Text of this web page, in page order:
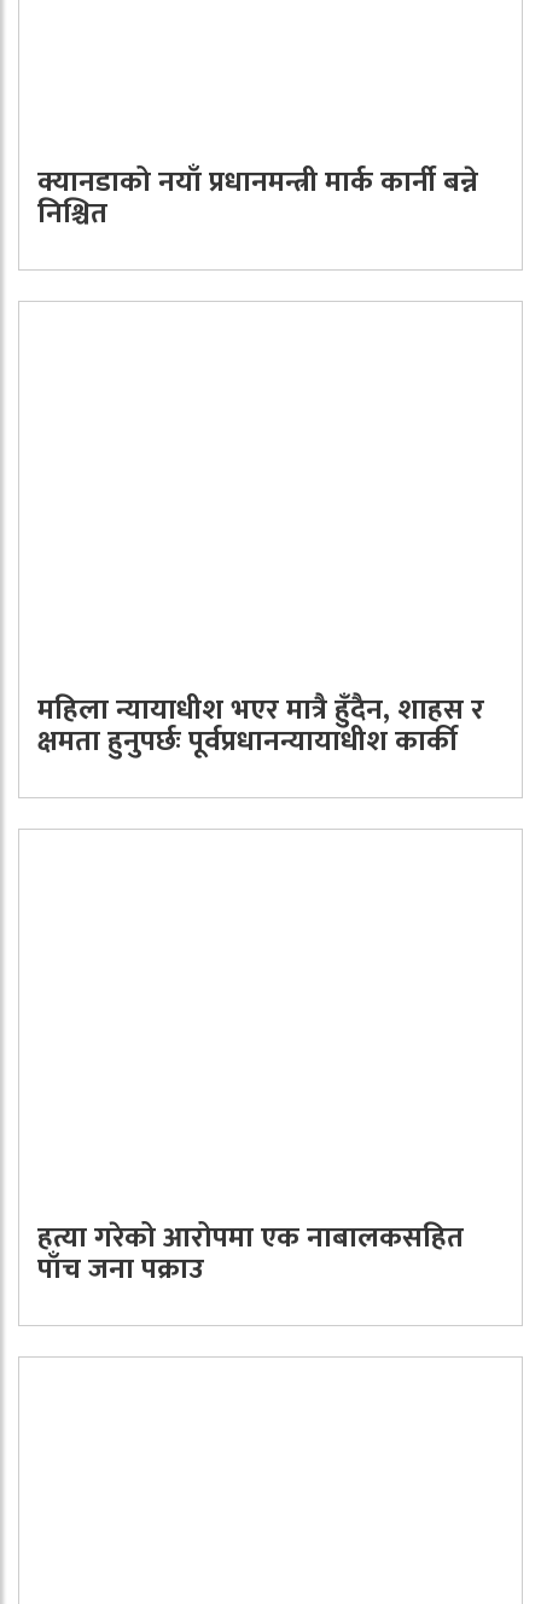
क्यानडाको नयाँ प्रधानमन्त्री मार्क कार्नी बन्ने
निश्चित
महिला न्यायाधीश भएर मात्रै हुँदैन, शाहस र
क्षमता हुनुपर्छः पूर्वप्रधानन्यायाधीश कार्की
हत्या गरेको आरोपमा एक नाबालकसहित
पाँच जना पक्राउ